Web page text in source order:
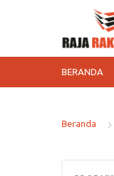
BERANDA
Beranda